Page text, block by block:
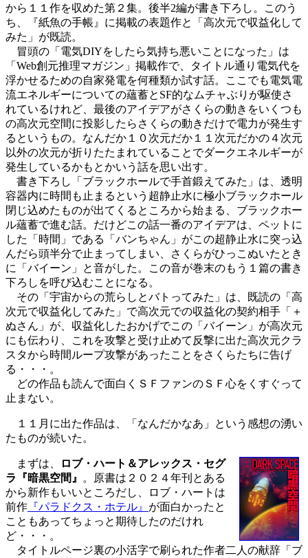
から１１作を収めた第２集。後半2編が書き下ろし。このう
ち、『紙魚の手帳』に掲載の表題作と「高次元で収益化して
みた」が既読。
冒頭の「電気DIYをしたら気持ち悪いことになった」は
「Web創元推理マガジン」掲載作で、タイトル通り電気代を
浮かせるための自家発電を何種類か試す話。ここでも電気電
流エネルギーについての蘊蓄とSF的なムチャぶりが駆使さ
れているけれど、最後のアイデアがさくらの動きをいくつも
の高次元空間に投影したらさくらの動きだけで電力が発生す
るというもの。なんだか１０次元だか１１次元だかの４次元
以外の次元が折りたたまれていることでダークエネルギーが
発生しているかもとかいう話を思い出す。
書き下ろし「ブラックホールで手首鍛えてみた」は、透明
容器内に時間も止まるという超静止水に極小ブラックホール
閉じ込めたものが出てくるところから始まる、ブラックホー
ル蘊蓄で進む話。だけどこの話一番のアイデアは、ペットに
した「時間」である「バンちゃん」がこの超静止水に突っ込
んだら頭半分で止まってしまい、さくらがひっこぬいたとき
に「バイーン」と音がした。この音が巻末のもう１篇の書き
下ろしを呼び込むことになる。
その「宇宙からの荒らしとバトってみた」は、既読の「高
次元で収益化してみた」で高次元での収益化の契約相手「＋
ぬさん」が、収益化したおかげでこの「バイーン」が高次元
にも伝わり、これを攻撃と受け止めて反撃に出た高次元クラ
スタから時間ループ攻撃があったことをさくらたちに告げ
る・・・。
どの作品も読んで面白くＳＦファンのＳＦ心をくすぐって
止まない。
１１月に出た作品は、「なんだかなあ」という感想の湧い
たものが続いた。
まずは、
ロブ・ハート＆アレックス・セグ
ラ『暗黒空間』
。原書は２０２４年刊とある
から新作もいいところだし、ロブ・ハートは
前作 『パラドクス・ホテル』 が面白かったと
こともあってちょっと期待したのだけれ
ど・・・。
タイトルページ裏の小活字で刷られた作者二人の献辞「ブ